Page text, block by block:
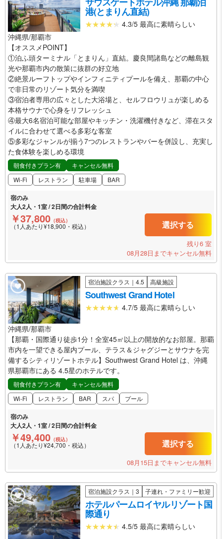
港(とまりん直結)
4.3/5 最高に素晴らしい
沖縄県/那覇市
【オススメPOINT】
①泊ふ頭ターミナル「とまりん」直結。慶良間諸島などの離島観
光や那覇市内の散策に抜群の好立地
②絶景ルーフトップやインフィニティプールを備え、那覇の中心
で非日常のリゾート気分を満喫
③宿泊者専用の広々とした大浴場と、セルフロウリュが楽しめる
本格サウナで心身をリフレッシュ
④最大6名宿泊可能な部屋やキッチン・洗濯機付きなど、滞在スタ
イルに合わせて選べる多彩な客室
⑤多彩なジャンルが揃う7つのレストランやバーを併設し、充実し
た食体験を楽しめる環境
朝食付きプラン有
キャンセル無料
Wi-Fi
レストラン 駐車場 BAR
宿のみ
大人2人・1室 / 2日間の合計料金
￥37,800 （税込）
（1人あたり¥18,900・税込） 選択する
残り6 室
08月28日までキャンセル無料
宿泊施設クラス｜4.5 高級施設
Southwest Grand Hotel
4.7/5 最高に素晴らしい
沖縄県/那覇市
【那覇・国際通り徒歩1分！全室45㎡以上の開放的なお部屋。那覇
市内を一望できる屋内プール、テラス＆ジャグジーとサウナを完
備するシティリゾートホテル】Southwest Grand Hotel は、沖縄
県那覇市にある 4.5星のホテルです。
朝食付きプラン有
キャンセル無料
Wi-Fi
レストラン BAR スパ プール
宿のみ
大人2人・1室 / 2日間の合計料金
￥49,400 （税込）
（1人あたり¥24,700・税込） 選択する
08月15日までキャンセル無料
宿泊施設クラス｜3 子連れ・ファミリー歓迎
ホテルパームロイヤルリゾート国
際通り
4.5/5 最高に素晴らしい